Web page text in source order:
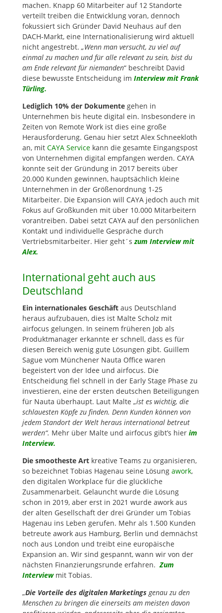
machen. Knapp 60 Mitarbeiter auf 12 Standorte
verteilt treiben die Entwicklung voran, dennoch
fokussiert sich Gründer David Neuhaus auf den
DACH-Markt, eine Internationalisierung wird aktuell
nicht angestrebt. „Wenn man versucht, zu viel auf
einmal zu machen und für alle relevant zu sein, bist du
am Ende relevant für niemanden“ beschreibt David
diese bewusste Entscheidung im Interview mit Frank
Türling.
Lediglich 10% der Dokumentegehen in
Unternehmen bis heute digital ein. Insbesondere in
Zeiten von Remote Work ist dies eine große
Herausforderung. Genau hier setzt Alex Schneekloth
an, mitCAYA Servicekann die gesamte Eingangspost
von Unternehmen digital empfangen werden. CAYA
konnte seit der Gründung in 2017 bereits über
20.000 Kunden gewinnen, hauptsächlich kleine
Unternehmen in der Größenordnung 1-25
Mitarbeiter. Die Expansion will CAYA jedoch auch mit
Fokus auf Großkunden mit über 10.000 Mitarbeitern
vorantreiben. Dabei setzt CAYA auf den persönlichen
Kontakt und individuelle Gespräche durch
Vertriebsmitarbeiter. Hier geht´szum Interview mit
Alex.
International geht auch aus
Deutschland
Ein internationales Geschäftaus Deutschland
heraus aufzubauen, dies ist Malte Scholz mit
airfocus gelungen. In seinem früheren Job als
Produktmanager erkannte er schnell, dass es für
diesen Bereich wenig gute Lösungen gibt. Guillem
Sague vom Münchener Nauta Office waren
begeistert von der Idee und airfocus. Die
Entscheidung fiel schnell in der Early Stage Phase zu
investieren, eine der ersten deutschen Beteiligungen
für Nauta überhaupt. Laut Malte „ist es wichtig, die
schlauesten Köpfe zu finden. Denn Kunden können von
jedem Standort der Welt heraus international betreut
werden“. Mehr über Malte und airfocus gibt’s hier im
Interview.
Die smootheste Artkreative Teams zu organisieren,
so bezeichnet Tobias Hagenau seine Lösung awork,
den digitalen Workplace für die glückliche
Zusammenarbeit. Gelauncht wurde die Lösung
schon in 2019, aber erst in 2021 wurde awork aus
der alten Gesellschaft der drei Gründer um Tobias
Hagenau ins Leben gerufen. Mehr als 1.500 Kunden
betreute awork aus Hamburg, Berlin und demnächst
noch aus London und treibt eine europäische
Expansion an. Wir sind gespannt, wann wir von der
nächsten Finanzierungsrunde erfahren.Zum
Interview mit Tobias.
„Die Vorteile des digitalen Marketings genau zu den
Menschen zu bringen die einerseits am meisten davon